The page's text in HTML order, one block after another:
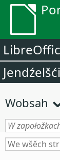
Wobsah